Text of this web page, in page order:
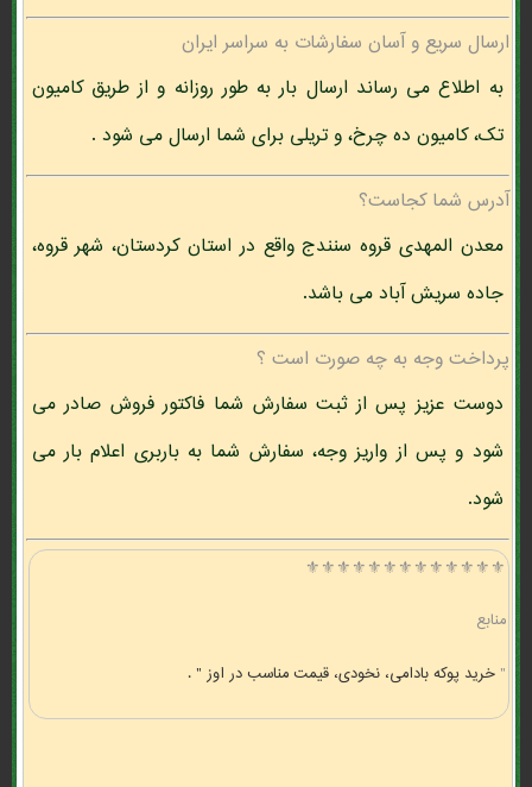
ارسال سریع و آسان سفارشات به سراسر ایران
به اطلاع می رساند ارسال بار به طور روزانه و از طریق کامیون
تک، کامیون ده چرخ، و تریلی برای شما ارسال می شود .
آدرس شما کجاست؟
معدن المهدی قروه سنندج واقع در استان کردستان، شهر قروه،
جاده سریش آباد می باشد.
پرداخت وجه به چه صورت است ؟
دوست عزیز پس از ثبت سفارش شما فاکتور فروش صادر می
شود و پس از واریز وجه، سفارش شما به باربری اعلام بار می
شود.
⚜️⚜️⚜️⚜️⚜️⚜️⚜️⚜️⚜️⚜️⚜️⚜️⚜️
منابع
" خرید پوکه بادامی، نخودی، قیمت مناسب در اوز " .